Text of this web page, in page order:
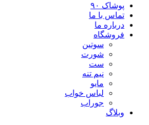
پوشاک ۹۰
تماس با ما
درباره ما
فروشگاه
سوتین
شورت
ست
نیم تنه
مایو
لباس خواب
جوراب
وبلاگ